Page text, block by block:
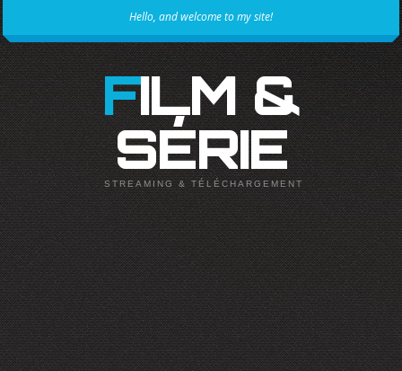
Hello, and welcome to my site!
FILM &
SÉRIE
STREAMING & TÉLÉCHARGEMENT